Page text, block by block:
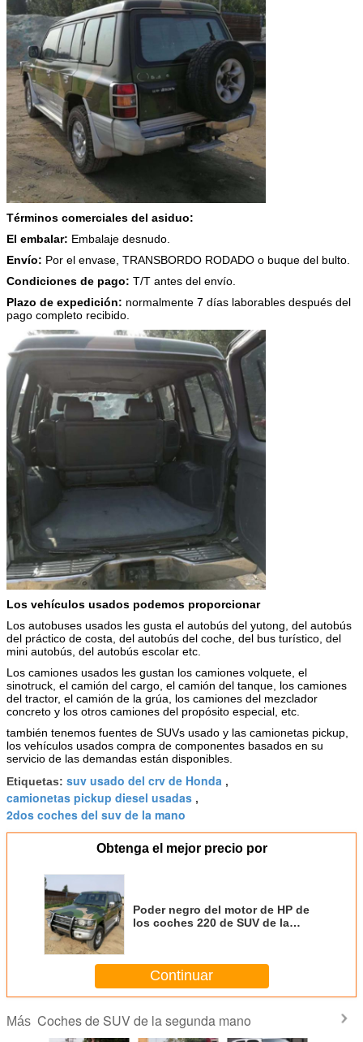
Términos comerciales del asiduo:
El embalar: Embalaje desnudo.
Envío: Por el envase, TRANSBORDO RODADO o buque del bulto.
Condiciones de pago: T/T antes del envío.
Plazo de expedición: normalmente 7 días laborables después del
pago completo recibido.
Los vehículos usados podemos proporcionar
Los autobuses usados les gusta el autobús del yutong, del autobús
del práctico de costa, del autobús del coche, del bus turístico, del
mini autobús, del autobús escolar etc.
Los camiones usados les gustan los camiones volquete, el
sinotruck, el camión del cargo, el camión del tanque, los camiones
del tractor, el camión de la grúa, los camiones del mezclador
concreto y los otros camiones del propósito especial, etc.
también tenemos fuentes de SUVs usado y las camionetas pickup,
los vehículos usados compra de componentes basados en su
servicio de las demandas están disponibles.
Etiquetas: suv usado del crv de Honda ,
camionetas pickup diesel usadas ,
2dos coches del suv de la mano
Obtenga el mejor precio por
Poder negro del motor de HP de
los coches 220 de SUV de la
Continuar
Más Coches de SUV de la segunda mano